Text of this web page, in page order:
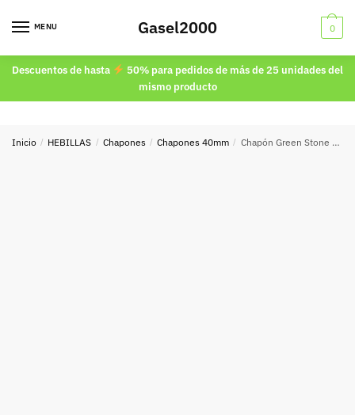
MENU Gasel2000 0
Descuentos de hasta
50% para pedidos de más de 25 unidades del
mismo producto
Inicio / HEBILLAS / Chapones / Chapones 40mm / Chapón Green Stone 40mm 9113